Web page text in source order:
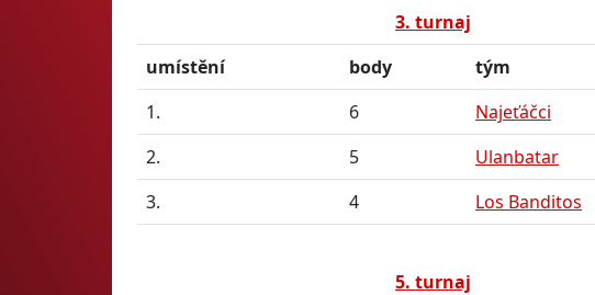
3. turnaj
umístění
body
tým
1.
6
Najeťáčci
2.
5
Ulanbatar
3.
4 Los Banditos
5. turnaj